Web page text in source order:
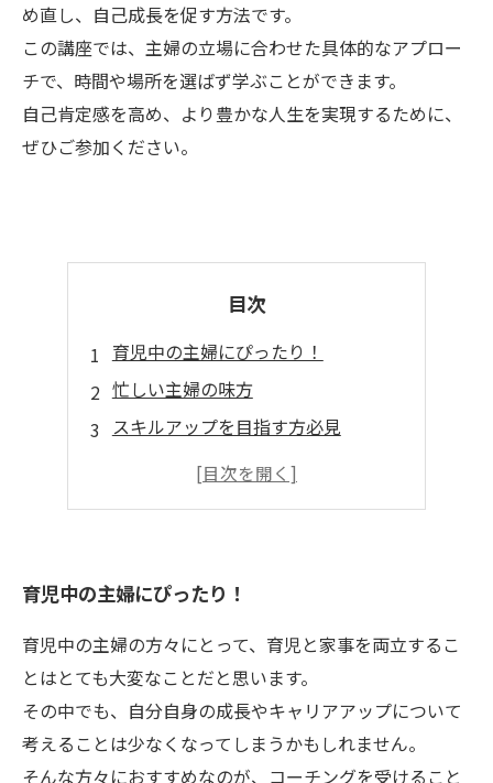
め直し、自己成長を促す方法です。
この講座では、主婦の立場に合わせた具体的なアプロー
チで、時間や場所を選ばず学ぶことができます。
自己肯定感を高め、より豊かな人生を実現するために、
ぜひご参加ください。
目次
育児中の主婦にぴったり！
忙しい主婦の味方
スキルアップを目指す方必見
ママにも学びやすい
育児中の主婦にぴったり！
育児中の主婦の方々にとって、育児と家事を両立するこ
とはとても大変なことだと思います。
その中でも、自分自身の成長やキャリアアップについて
考えることは少なくなってしまうかもしれません。
そんな方々におすすめなのが、コーチングを受けること